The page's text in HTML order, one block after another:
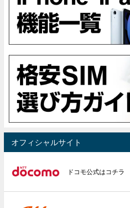
オフィシャルサイト
ドコモ公式はコチラ